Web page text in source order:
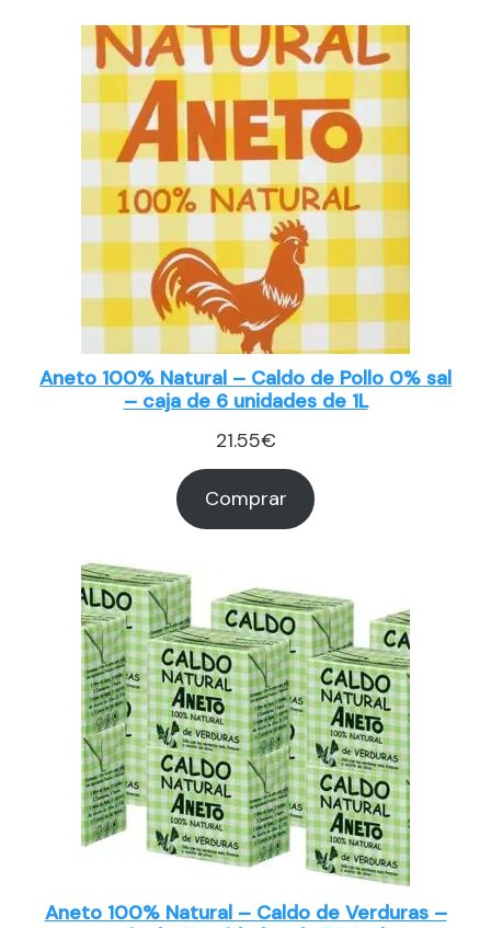
Aneto 100% Natural – Caldo de Pollo 0% sal
– caja de 6 unidades de 1L
21.55€
Comprar
Aneto 100% Natural – Caldo de Verduras –